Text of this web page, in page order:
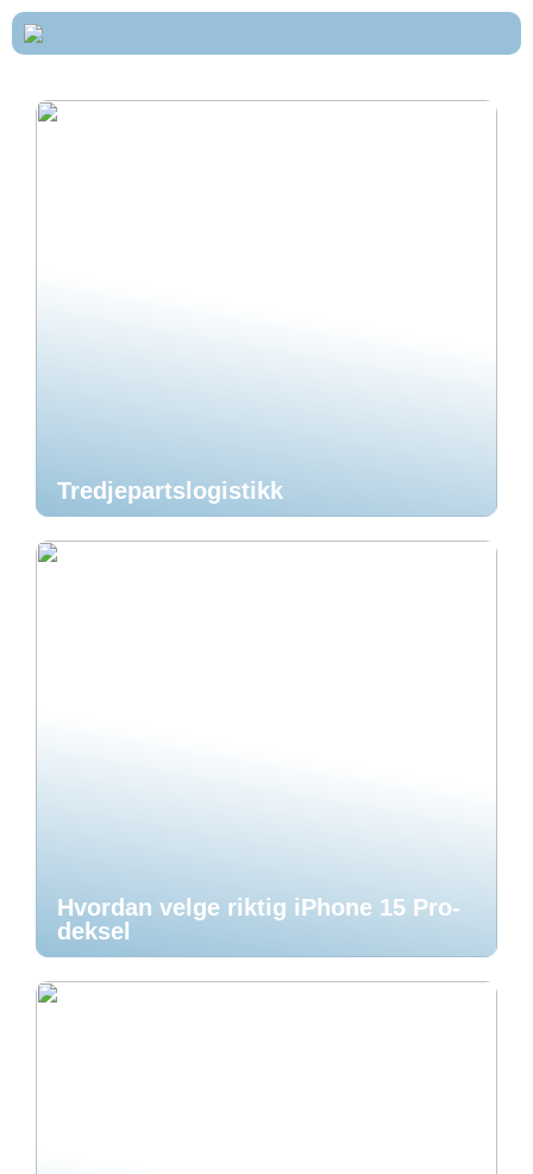
Tredjepartslogistikk
Hvordan velge riktig iPhone 15 Pro-
deksel